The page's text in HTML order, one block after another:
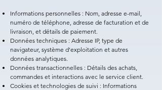
Informations personnelles : Nom, adresse e-mail,
numéro de téléphone, adresse de facturation et de
livraison, et détails de paiement.
Données techniques : Adresse IP, type de
navigateur, système d'exploitation et autres
données analytiques.
Données transactionnelles : Détails des achats,
commandes et interactions avec le service client.
Cookies et technologies de suivi : Informations